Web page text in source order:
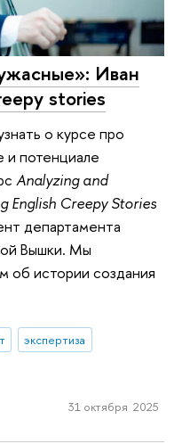
Иван
stories
о курсе про
и потенциале
Analyzing and
English Creepy Stories
департамента
Вышки. Мы
об истории создания
экспертиза
31 октября 2025